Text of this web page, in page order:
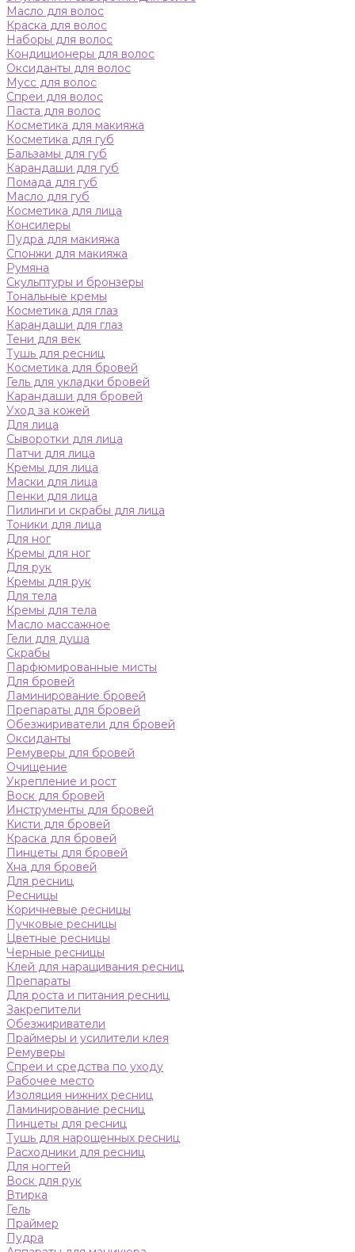
Масло для волос
Краска для волос
Наборы для волос
Кондиционеры для волос
Оксиданты для волос
Мусс для волос
Спреи для волос
Паста для волос
Косметика для макияжа
Косметика для губ
Бальзамы для губ
Карандаши для губ
Помада для губ
Масло для губ
Косметика для лица
Консилеры
Пудра для макияжа
Спонжи для макияжа
Румяна
Скульптуры и бронзеры
Тональные кремы
Косметика для глаз
Карандаши для глаз
Тени для век
Тушь для ресниц
Косметика для бровей
Гель для укладки бровей
Карандаши для бровей
Уход за кожей
Для лица
Сыворотки для лица
Патчи для лица
Кремы для лица
Маски для лица
Пенки для лица
Пилинги и скрабы для лица
Тоники для лица
Для ног
Кремы для ног
Для рук
Кремы для рук
Для тела
Кремы для тела
Масло массажное
Гели для душа
Скрабы
Парфюмированные мисты
Для бровей
Ламинирование бровей
Препараты для бровей
Обезжириватели для бровей
Оксиданты
Ремуверы для бровей
Очищение
Укрепление и рост
Воск для бровей
Инструменты для бровей
Кисти для бровей
Краска для бровей
Пинцеты для бровей
Хна для бровей
Для ресниц
Ресницы
Коричневые ресницы
Пучковые ресницы
Цветные ресницы
Черные ресницы
Клей для наращивания ресниц
Препараты
Для роста и питания ресниц
Закрепители
Обезжириватели
Праймеры и усилители клея
Ремуверы
Спреи и средства по уходу
Рабочее место
Изоляция нижних ресниц
Ламинирование ресниц
Пинцеты для ресниц
Тушь для нарощенных ресниц
Расходники для ресниц
Для ногтей
Воск для рук
Втирка
Гель
Праймер
Пудра